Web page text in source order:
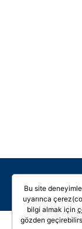
Bu site
uyarınca
bilgi almak için
gözden